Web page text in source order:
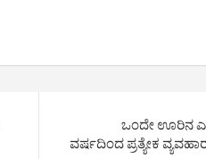
ಒಂದೇ ಊರಿನ
ವರ್ಷದಿಂದ ಪ್ರತ್ಯೇಕ